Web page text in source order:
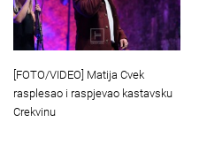
[FOTO/VIDEO] Matija Cvek
rasplesao i raspjevao kastavsku
Crekvinu